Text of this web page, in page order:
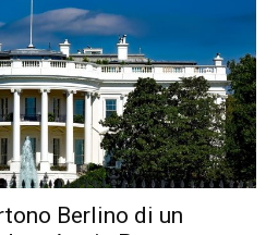
Berlino di un